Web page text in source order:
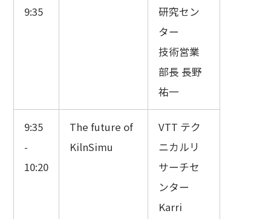
9:35
研究セン
ター
技術営業
部長 長野
祐一
9:35
-
10:20
The future of
KilnSimu
VTT テク
ニカルリ
サーチセ
ンター
Karri